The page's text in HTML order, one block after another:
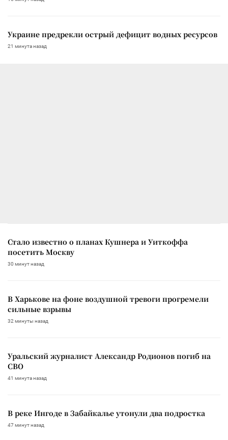
Украине предрекли острый дефицит водных ресурсов
21 минута назад
Стало известно о планах Кушнера и Уиткоффа
посетить Москву
30 минут назад
В Харькове на фоне воздушной тревоги прогремели
сильные взрывы
32 минуты назад
Уральский журналист Александр Родионов погиб на
СВО
41 минута назад
В реке Ингоде в Забайкалье утонули два подростка
47 минут назад